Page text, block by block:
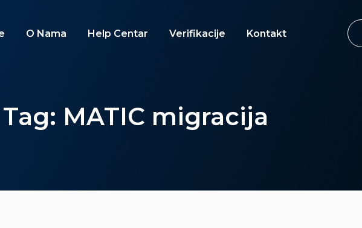
O Nama Help Centar Verifikacije Kontakt
Tag: MATIC migracija